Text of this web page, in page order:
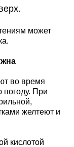
может
во время
погоду. При
желтеют и
кислотой